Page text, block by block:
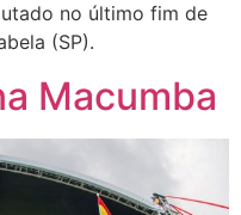
no último fim de
(SP).
Macumba